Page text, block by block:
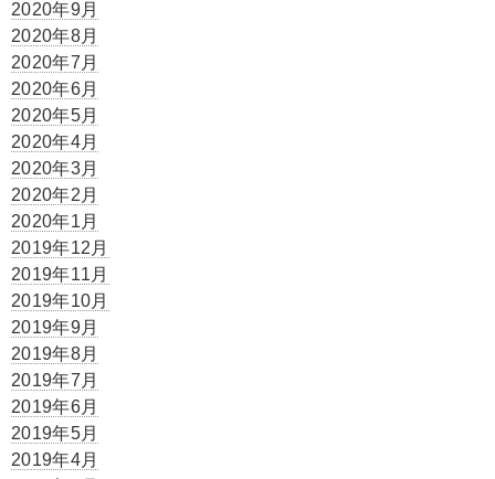
2020年9月
2020年8月
2020年7月
2020年6月
2020年5月
2020年4月
2020年3月
2020年2月
2020年1月
2019年12月
2019年11月
2019年10月
2019年9月
2019年8月
2019年7月
2019年6月
2019年5月
2019年4月